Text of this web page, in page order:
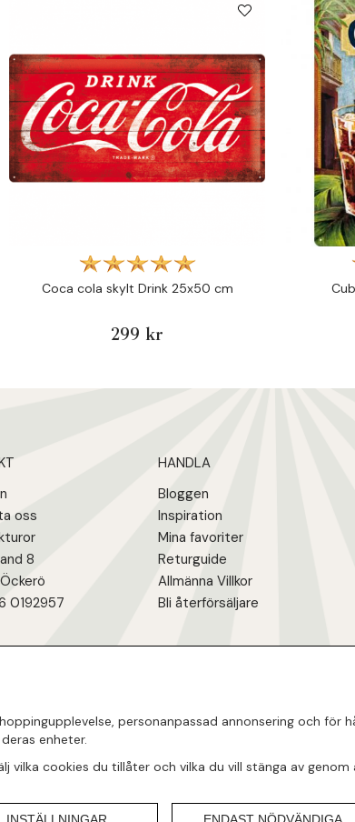
Coca cola skylt Drink 25x50 cm
299 kr
oss
r
8
ö
0192957
HANDLA
Bloggen
Inspiration
Mina favoriter
Returguide
Allmänna Villkor
Bli återförsäljare
personanpassad annonsering och
enheter.
vilka cookies du tillåter och vilka du vill stänga av